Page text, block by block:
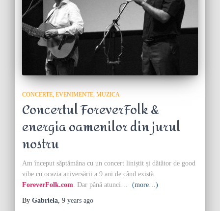
CONCERTE EVENIMENTE MUZICA
Concertul ForeverFolk &
energia oamenilor din jurul
nostru
Am început săptămâna cu un concert liniștit și dătător de good
vibe cu ocazia aniversării a 9 ani de când există
ForeverFolk.com. Dar până atunci… (more…)
By Gabriela, 9 years ago